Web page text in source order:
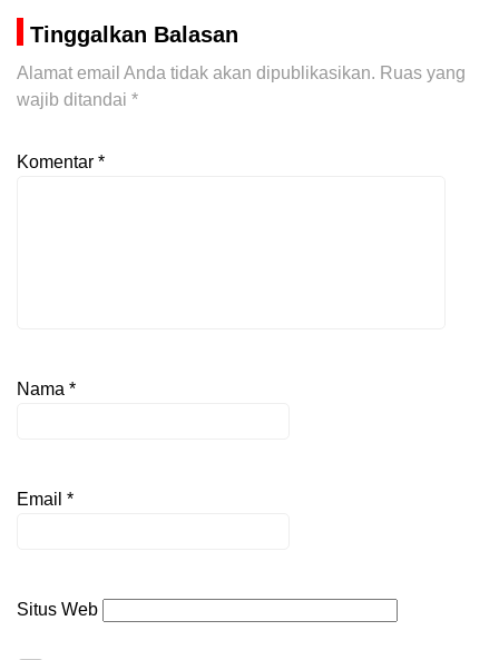
Tinggalkan Balasan
Alamat email Anda tidak akan dipublikasikan. Ruas yang
wajib ditandai *
Komentar *
Nama *
Email *
Situs Web